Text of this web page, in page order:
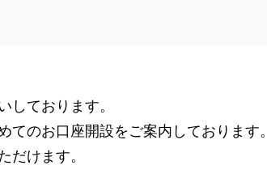
しております。
のお口座開設をご案内しております。
だけます。